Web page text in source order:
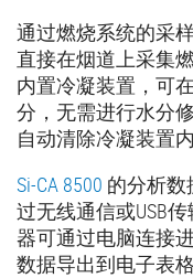
通过燃烧系统的采
直接在烟道上采集
内置冷凝装置，可
分，无需进行水分
自动清除冷凝装置
Si-CA 8500 的分析数
过无线通信或USB
器可通过电脑连接
数据导出到电子表格